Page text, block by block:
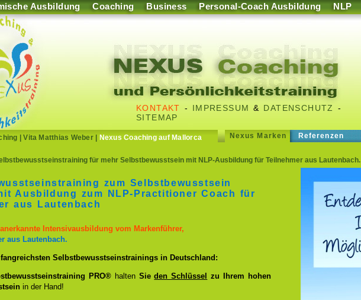
Ausbildung Coaching Business Personal-Coach Ausbildung NLP
KONTAKT - IMPRESSUM & DATENSCHUTZ
-
SITEMAP
|Vita Matthias Weber| Nexus Coaching auf Mallorca Nexus Marken Referenzen
für mehr Selbstbewusstsein mit NLP-Ausbildung für Teilnehmer aus Lautenbach.
zum Selbstbewusstsein
Ausbildung zum NLP-Practitioner Coach für
aus Lautenbach
Intensivausbildung vom Markenführer,
aus Lautenbach.
Selbstbewusstseinstrainings in Deutschland:
PRO®haltenSieden Schlüssel
zu Ihrem hohen
in der Hand!